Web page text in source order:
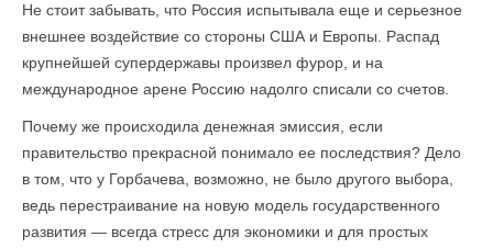
Не стоит забывать, что Россия испытывала еще и серьезное
внешнее воздействие со стороны США и Европы. Распад
крупнейшей супердержавы произвел фурор, и на
международное арене Россию надолго списали со счетов.
Почему же происходила денежная эмиссия, если
правительство прекрасной понимало ее последствия? Дело
в том, что у Горбачева, возможно, не было другого выбора,
ведь перестраивание на новую модель государственного
развития — всегда стресс для экономики и для простых